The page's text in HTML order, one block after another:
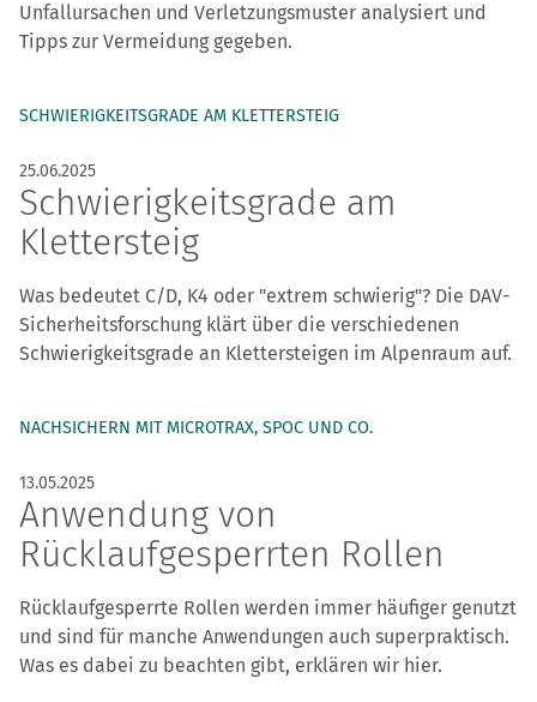
Unfallursachen und Verletzungsmuster analysiert und
Tipps zur Vermeidung gegeben.
SCHWIERIGKEITSGRADE AM KLETTERSTEIG
25.06.2025
Schwierigkeitsgrade am
Klettersteig
Was bedeutet C/D, K4 oder "extrem schwierig"? Die DAV-
Sicherheitsforschung klärt über die verschiedenen
Schwierigkeitsgrade an Klettersteigen im Alpenraum auf.
NACHSICHERN MIT MICROTRAX, SPOC UND CO.
13.05.2025
Anwendung von
Rücklaufgesperrten Rollen
Rücklaufgesperrte Rollen werden immer häufiger genutzt
und sind für manche Anwendungen auch superpraktisch.
Was es dabei zu beachten gibt, erklären wir hier.